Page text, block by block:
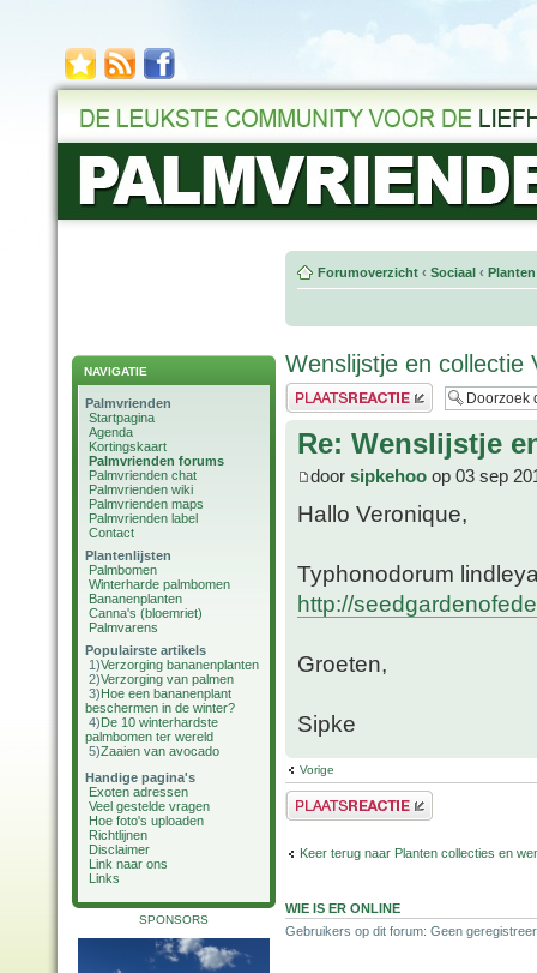
NAVIGATIE
Palmvrienden
Startpagina
Agenda
Kortingskaart
Palmvrienden forums
Palmvrienden chat
Palmvrienden wiki
Palmvrienden maps
Palmvrienden label
Contact
Plantenlijsten
Palmbomen
Winterharde palmbomen
Bananenplanten
Canna's (bloemriet)
Palmvarens
Populairste artikels
1)Verzorging bananenplanten
2)Verzorging van palmen
3)Hoe een bananenplant
beschermen in de winter?
4)De 10 winterhardste
palmbomen ter wereld
5)Zaaien van avocado
Handige pagina's
Exoten adressen
Veel gestelde vragen
Hoe foto's uploaden
Richtlijnen
Disclaimer
Link naar ons
Links
SPONSORS
Forumoverzicht ‹ Sociaal ‹
Wenslijstje en collectie
Plaats een reactie
Re: Wenslijstje
door sipkehoo op 03 sep
Hallo Veronique,
Typhonodorum
http://
Groeten,
Sipke
Vorige
Plaats een reactie
Keer terug naar Planten collecties en
WIE IS ER ONLINE
Gebruikers op dit forum: Geen